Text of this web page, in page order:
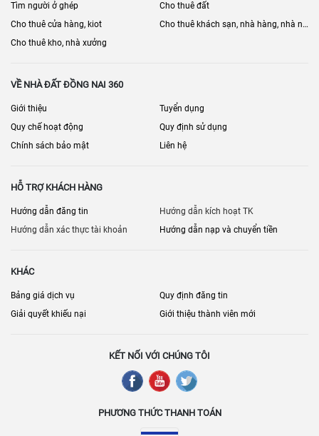
Thị trường bất động sản Đồng Nai đang hội tụ đủ yếu tố: hạ tầng
bứt phá, kinh tế phát triển, chính sách hỗ trợ, nhu cầu thực tăng
cao . Đây là thời điểm vàng để các nhà đầu tư thông thái nắm bắt
👉 Đồng hành cùngNhadatdongnai360.vn
kiếm và sở hữu bất động sản giá trị, đồng thời tối ưu hiệu quả đầu
📞 Truy cập ngay hôm nay để đăng tin miễn phí hoặc cập nhật tin
Tìm người ở ghép
Cho thuê đất
Cho thuê cửa hàng, kiot
Cho thuê khách sạn, nhà hàng, nhà nghỉ
Cho thuê kho, nhà xưởng
VỀ NHÀ ĐẤT ĐỒNG NAI 360
Giới thiệu
Tuyển dụng
Quy chế hoạt động
Quy định sử dụng
Chính sách bảo mật
Liên hệ
HỖ TRỢ KHÁCH HÀNG
Hướng dẫn đăng tin
Hướng dẫn kích hoạt TK
Hướng dẫn xác thực tài khoản
Hướng dẫn nạp và chuyển tiền
KHÁC
Bảng giá dịch vụ
Quy định đăng tin
Giải quyết khiếu nại
Giới thiệu thành viên mới
KẾT NỐI VỚI CHÚNG TÔI
PHƯƠNG THỨC THANH TOÁN